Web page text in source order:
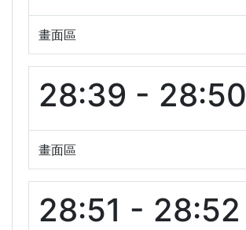
畫面區
28:39 - 28:50
畫面區
28:51 - 28:52